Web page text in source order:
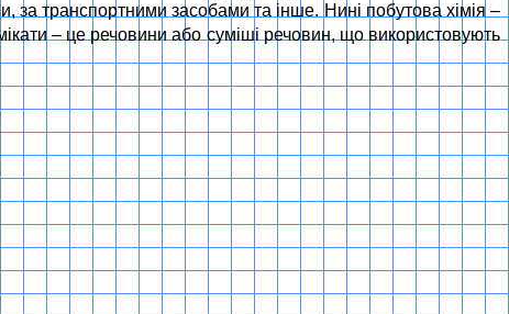
за транспортними засобами та інше. Нині побутова хімія –
– це речовини або суміші речовин, що використовують